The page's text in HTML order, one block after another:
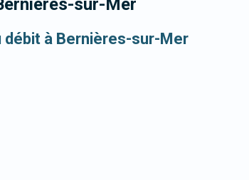
sur-Mer
à Bernières-sur-Mer